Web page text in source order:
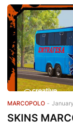
MARCOPOLO -
SKINS